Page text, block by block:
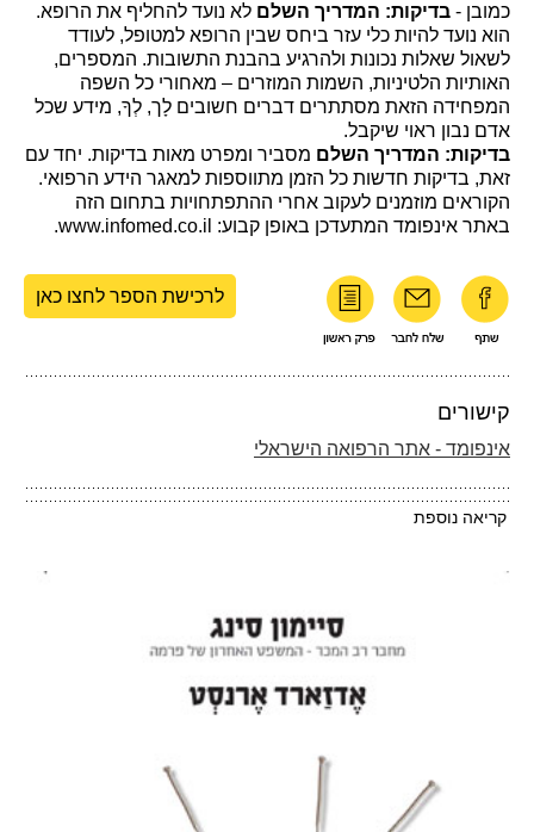
כמובן - בדיקות: המדריך השלם לא נועד להחליף את הרופא.
הוא נועד להיות כלי עזר ביחס שבין הרופא למטופל, לעודד
לשאול שאלות נכונות ולהרגיע בהבנת התשובות. המספרים,
האותיות הלטיניות, השמות המוזרים – מאחורי כל השפה
המפחידה הזאת מסתתרים דברים חשובים לָך, לְךָ, מידע שכל
אדם נבון ראוי שיקבל.
בדיקות: המדריך השלם מסביר ומפרט מאות בדיקות. יחד עם
זאת, בדיקות חדשות כל הזמן מתווספות למאגר הידע הרפואי.
הקוראים מוזמנים לעקוב אחרי ההתפתחויות בתחום הזה
באתר אינפומד המתעדכן באופן קבוע: www.infomed.co.il.
לרכישת הספר לחצו כאן
קישורים
אינפומד - אתר הרפואה הישראלי
קריאה נוספת